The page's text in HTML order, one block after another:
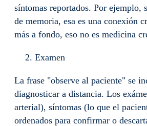
síntomas reportados. Por ejemplo,
de memoria, esa es una conexión
más a fondo, eso no es medicina
Examen
La frase "observe al paciente" se
diagnosticar a distancia. Los
arterial), síntomas (lo que el
ordenados para confirmar o